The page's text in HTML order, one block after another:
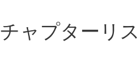
チャプターリ